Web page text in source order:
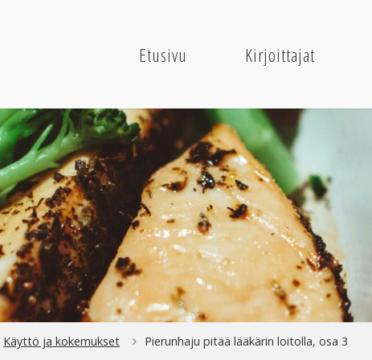
Etusivu Kirjoittajat
Käyttö ja kokemukset Pierunhaju pitää lääkärin loitolla, osa 3